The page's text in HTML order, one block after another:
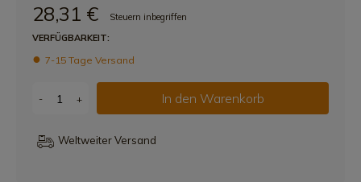
28,31 €
Steuern inbegriffen
VERFÜGBARKEIT:
7-15 Tage Versand
- + In den Warenkorb
Weltweiter Versand